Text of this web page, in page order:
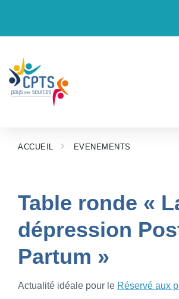
ACCUEIL EVENEMENTS
Table ronde «
dépression
Partum »
Actualité idéale pour le Réservé aux